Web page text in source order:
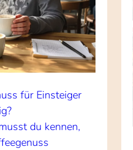
für Einsteiger
du kennen,